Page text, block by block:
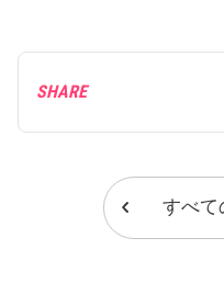
SHARE
すべて